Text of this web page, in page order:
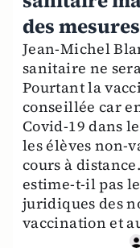
des
Jean-Michel
sanitaire ne
Pourtant la
conseillée car
Covid-19 dans
les élèves non-
cours à
estime-t-il pas
juridiques des
vaccination et